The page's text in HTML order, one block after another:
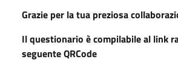
Grazie per la tua preziosa
Il questionario è compilabile al link
seguente QRCode